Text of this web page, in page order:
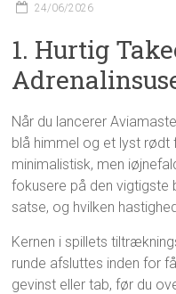
24/06/2026
1. Hurtig
Når du lancerer
blå himmel og et lyst rødt
minimalistisk, men
fokusere på den vigtigste
satse, og hvilken
Kernen i spillets
runde afsluttes inden for
gevinst eller tab, før du